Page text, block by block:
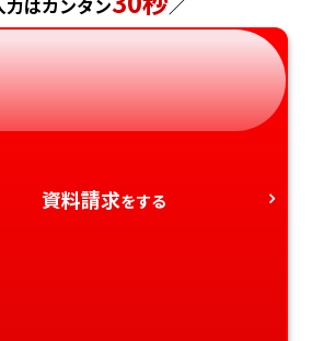
静岡県
和歌山県
徳島県
大分県
力はカンタン ／
資料請求をする